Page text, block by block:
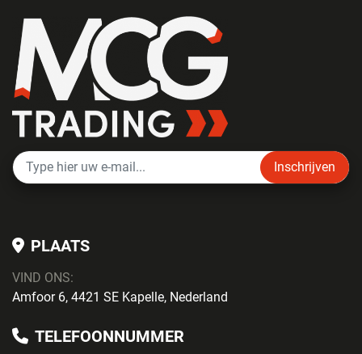
Inschrijven
PLAATS
VIND ONS:
Amfoor 6, 4421 SE Kapelle, Nederland
TELEFOONNUMMER